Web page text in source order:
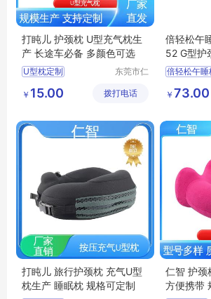
打盹儿 护颈枕 U型充气枕生
产 长途车必备 多颜色可选
U型枕定制
飞机高铁便携靠枕
充气U型枕生产
东莞市仁
技有限公
￥ 15.00 拨打电话
倍轻松午
52 G型护
倍轻松午睡
倍轻松
倍轻松U型
￥ 73.00
打盹儿 旅行护颈枕 充气U型
枕生产 睡眠枕 规格可定制
仁智 护颈
方便携带